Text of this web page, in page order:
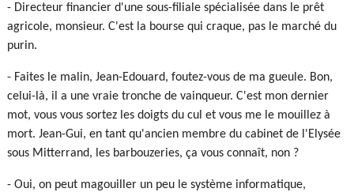
- Directeur financier d'une sous-filiale spécialisée dans le prêt
agricole, monsieur. C'est la bourse qui craque, pas le marché du
purin.
- Faites le malin, Jean-Edouard, foutez-vous de ma gueule. Bon,
celui-là, il a une vraie tronche de vainqueur. C'est mon dernier
mot, vous vous sortez les doigts du cul et vous me le mouillez à
mort. Jean-Gui, en tant qu'ancien membre du cabinet de l'Elysée
sous Mitterrand, les barbouzeries, ça vous connaît, non ?
- Oui, on peut magouiller un peu le système informatique,